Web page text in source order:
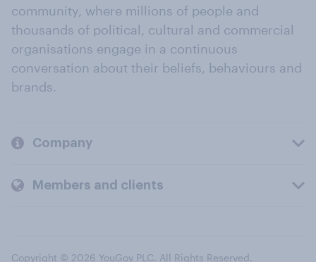
community, where millions of people and
thousands of political, cultural and commercial
organisations engage in a continuous
conversation about their beliefs, behaviours and
brands.
Company
Members and clients
Copyright © 2026 YouGov PLC. All Rights Reserved.